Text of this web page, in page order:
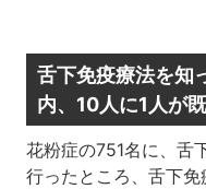
舌下免疫療法を知
内、10人に1人が
花粉症の751名に、舌
行ったところ、舌下